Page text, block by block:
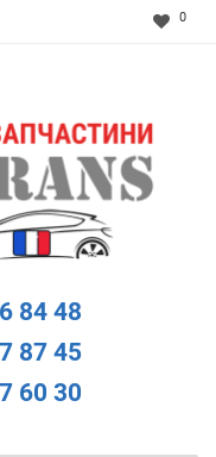
0
84 48
87 45
60 30